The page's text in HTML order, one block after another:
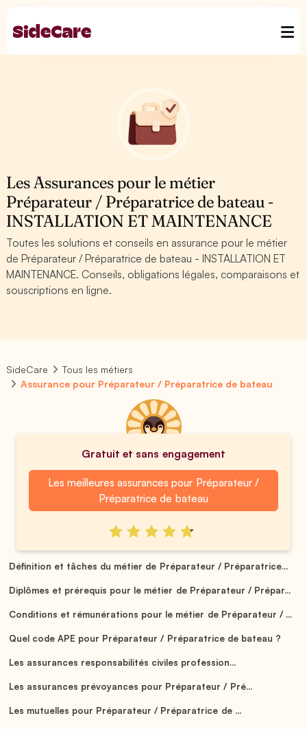
Les Assurances pour le métier
Préparateur / Préparatrice de bateau -
INSTALLATION ET MAINTENANCE
Toutes les solutions et conseils en assurance pour le métier
de Préparateur / Préparatrice de bateau - INSTALLATION ET
MAINTENANCE. Conseils, obligations légales, comparaisons et
souscriptions en ligne.
SideCare
Tous les métiers
Assurance pour Préparateur / Préparatrice de bateau
Gratuit et sans engagement
Les meilleures assurances pour Préparateur /
Préparatrice de bateau
Définition et tâches du métier de Préparateur / Préparatrice...
Diplômes et prérequis pour le métier de Préparateur / Prépar...
Conditions et rémunérations pour le métier de Préparateur / ...
Quel code APE pour Préparateur / Préparatrice de bateau ?
Les assurances responsabilités civiles profession...
Les assurances prévoyances pour Préparateur / Pré...
Les mutuelles pour Préparateur / Préparatrice de ...